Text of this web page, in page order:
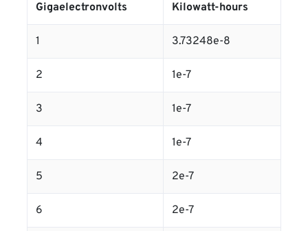
Gigaelectronvolts Kilowatt-hours
1 3.73248e-8
2 1e-7
3 1e-7
4 1e-7
5 2e-7
6 2e-7